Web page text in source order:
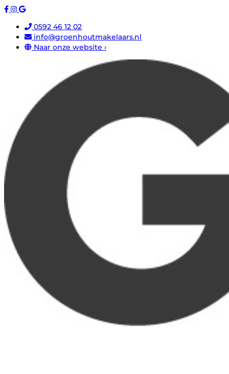
0592 46 12 02
info@groenhoutmakelaars.nl
Naar onze website ›